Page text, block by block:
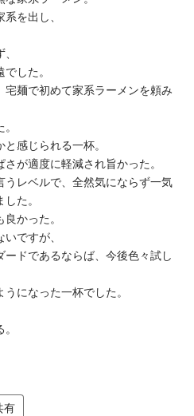
を出し、
した。
麺で初めて家系ラーメンを頼み
感じられる一杯。
が適度に軽減され旨かった。
うレベルで、全然気にならず一気
た。
かった。
ですが、
ードであるならば、今後色々試し
になった一杯でした。
有